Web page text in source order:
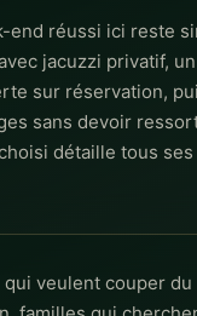
end réussi ici reste
jacuzzi privatif,
sur réservation,
sans devoir
détaille tous
qui veulent couper du